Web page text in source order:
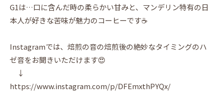
G1は…口に含んだ時の柔らかい甘みと、マンデリン特有の日
本人が好きな苦味が魅力のコーヒーです☕️
Instagramでは、焙煎の音の焙煎後の絶妙なタイミングのハ
ゼ音をお聞きいただけます😍
↓
https://www.instagram.com/p/DFEmxthPYQx/